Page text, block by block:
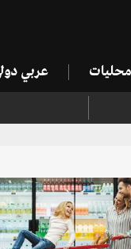
عربي